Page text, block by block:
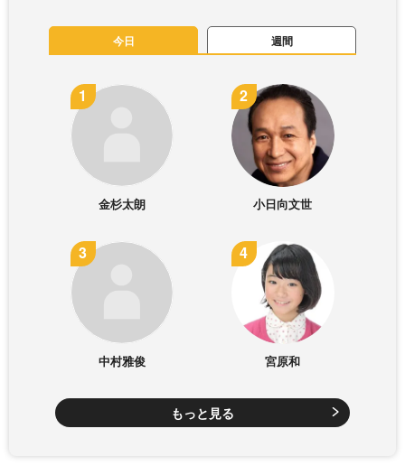
今日 週間
金杉太朗 小日向文世
中村雅俊 宮原和
もっと見る